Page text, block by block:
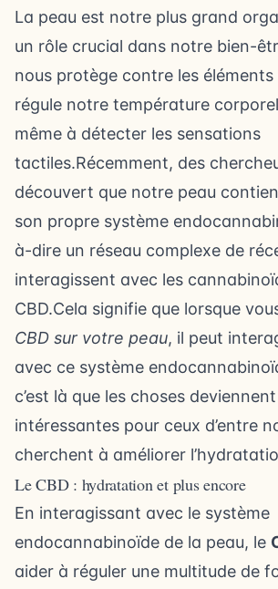
La peau est notre plus grand
un rôle crucial dans notre bien-
nous protège contre les éléments
régule notre température
même à détecter les sensations
tactiles.Récemment, des
découvert que notre peau
son propre système
à-dire un réseau complexe de
interagissent avec les
CBD.Cela signifie que lorsque
CBD sur votre peau, il peut
avec ce système
c’est là que les choses
intéressantes pour ceux d’entre
cherchent à améliorer
Le CBD : hydratation et plus encore
En interagissant avec le système
endocannabinoïde de la peau, le
aider à réguler une multitude de